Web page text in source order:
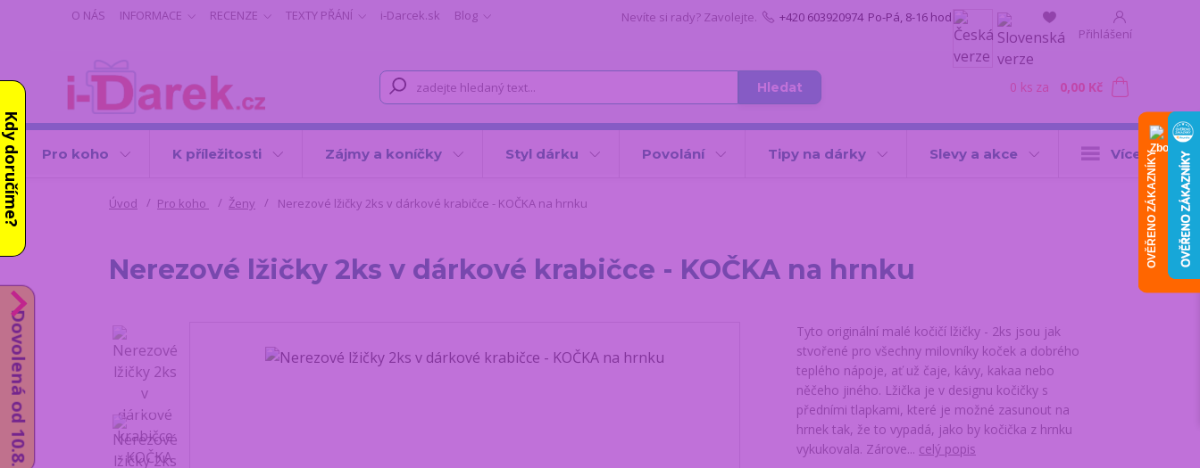
O NÁS INFORMACE RECENZE TEXTY PŘÁNÍ i-Darcek.sk
Blog
Přihlášení
Hledat
Nevíte si rady? Zavolejte. +420 603920974 Po-Pá, 8-16 hod.
0 ks za 0,00 Kč
Pro koho K příležitosti Zájmy a koníčky Styl dárku Povolání Tipy na dárky Slevy a akce Více
Úvod Pro koho Ženy Nerezové lžičky 2ks v dárkové krabičce - KOČKA na hrnku
Nerezové lžičky 2ks v dárkové krabičce - KOČKA na hrnku
Tyto originální malé kočičí lžičky - 2ks jsou jak
stvořené pro všechny milovníky koček a dobrého
teplého nápoje, ať už čaje, kávy, kakaa nebo
něčeho jiného. Lžička je v designu kočičky s
předními tlapkami, které je možné zasunout na
hrnek tak, že to vypadá, jako by kočička z hrnku
vykukovala. Zárove... celý popis
Dovolená od 10.8.
Kdy doručíme? OVĚŘENO ZÁKAZNÍKY